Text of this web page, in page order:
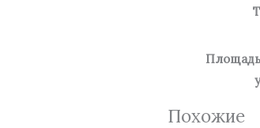
Похожие